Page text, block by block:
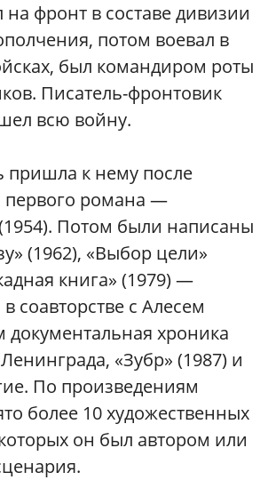
на фронт в составе дивизии
потом воевал в
был командиром роты
Писатель-фронтовик
всю войну.
пришла к нему после
первого романа —
Потом были написаны
(1962), «Выбор цели»
книга» (1979) —
соавторстве с Алесем
хроника
«Зубр» (1987) и
По произведениям
более 10 художественных
он был автором или